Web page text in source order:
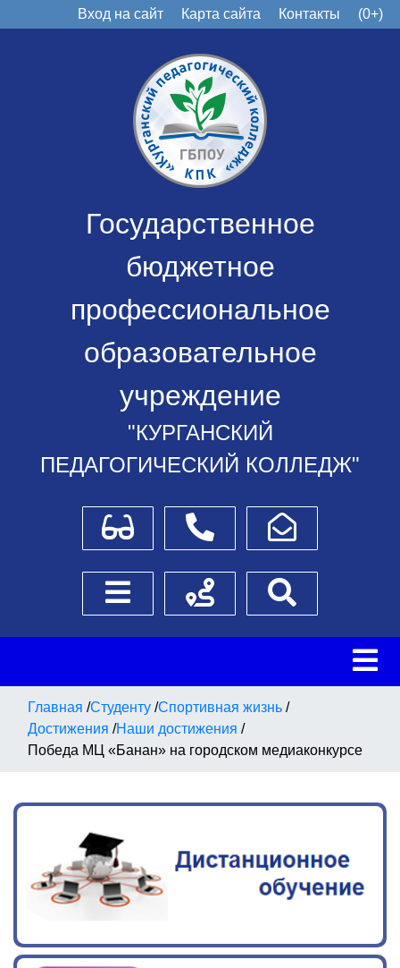
Вход на сайт Карта сайта Контакты (0+)
Государственное
бюджетное
профессиональное
образовательное
учреждение
"КУРГАНСКИЙ
ПЕДАГОГИЧЕСКИЙ КОЛЛЕДЖ"
Для слабовидящихТелефоныНаписать обращение
Боковое менюСхема проезда
Главная /Студенту /Спортивная жизнь /
Достижения /Наши достижения /
Победа МЦ «Банан» на городском медиаконкурсе